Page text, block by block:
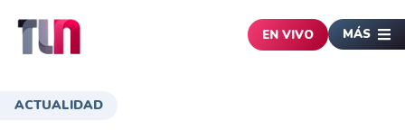
EN VIVO MÁS
ACTUALIDAD